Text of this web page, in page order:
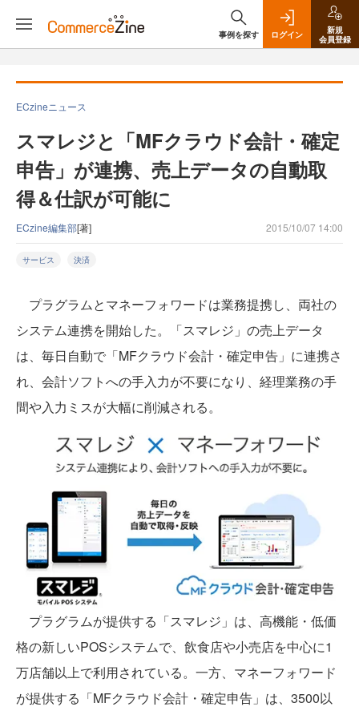
事例を探す ログイン
新規
会員登録
ECzineニュース
スマレジと「MFクラウド会計・確定
申告」が連携、売上データの自動取
得＆仕訳が可能に
ECzine編集部[著] 2015/10/07 14:00
サービス 決済
プラグラムとマネーフォワードは業務提携し、両社の
システム連携を開始した。「スマレジ」の売上データ
は、毎日自動で「MFクラウド会計・確定申告」に連携さ
れ、会計ソフトへの手入力が不要になり、経理業務の手
間や入力ミスが大幅に削減される。
プラグラムが提供する「スマレジ」は、高機能・低価
格の新しいPOSシステムで、飲食店や小売店を中心に1
万店舗以上で利用されている。一方、マネーフォワード
が提供する「MFクラウド会計・確定申告」は、3500以